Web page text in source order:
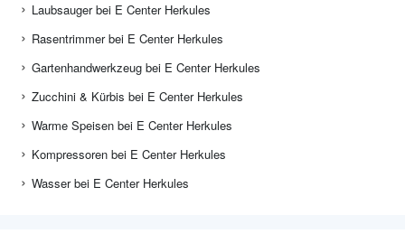
Laubsauger bei E Center Herkules
Rasentrimmer bei E Center Herkules
Gartenhandwerkzeug bei E Center Herkules
Zucchini & Kürbis bei E Center Herkules
Warme Speisen bei E Center Herkules
Kompressoren bei E Center Herkules
Wasser bei E Center Herkules